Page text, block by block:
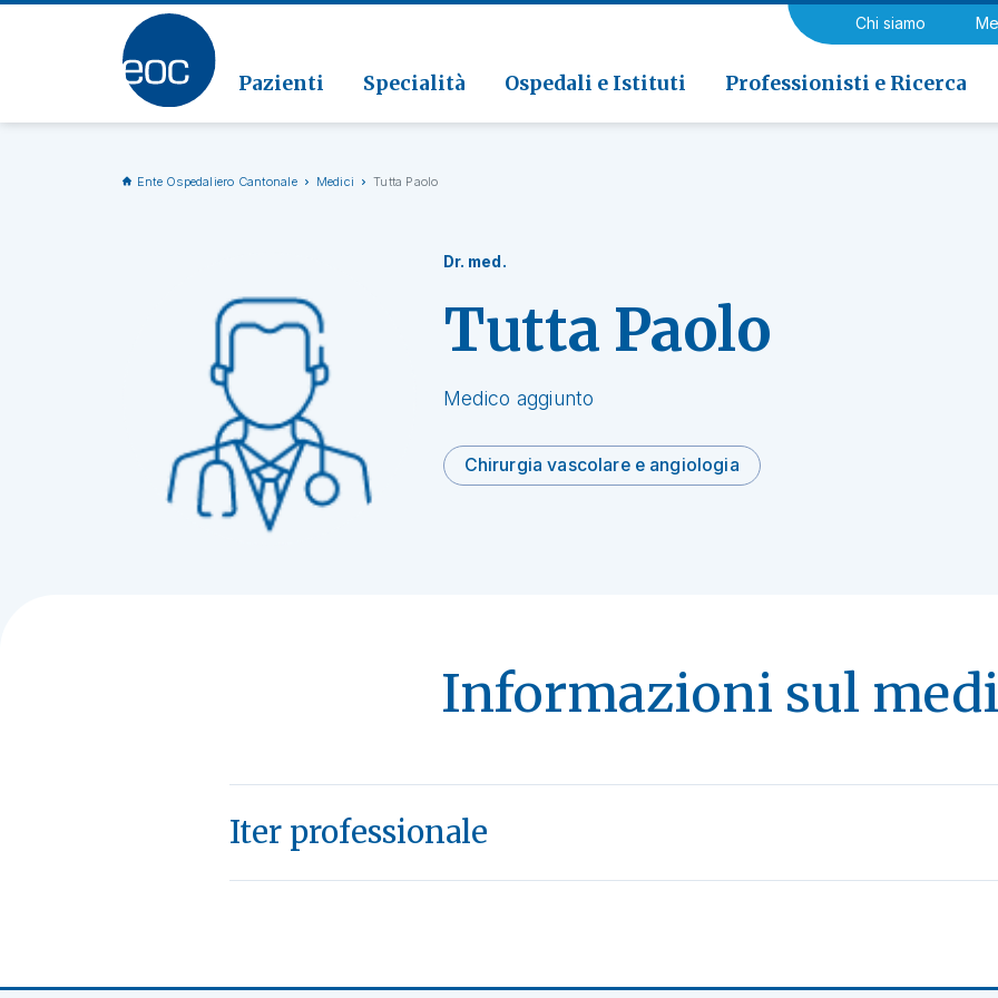
Chi siamo
Pazienti Specialità Ospedali e Istituti Professionisti e Ricerca
Vai alla sezione
Medicina riabilitativa
Neurologia e Neurochirurgia
Clinica di Riabilitazione EOC, Novaggio
Patologia
Ente Ospedaliero Cantonale Medici Tutta Paolo
Dr. med.
Tutta Paolo
Medico aggiunto
Chirurgia vascolare e angiologia
Informazioni sul
Iter professionale